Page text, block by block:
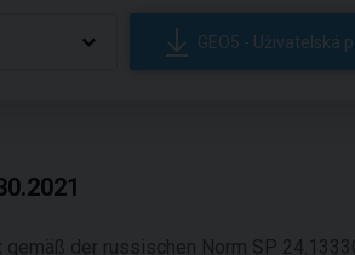
GEO5 - Uživatelská
der russischen Norm SP